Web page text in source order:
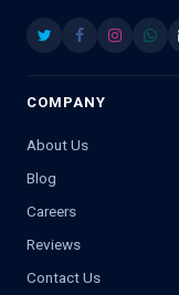
COMPANY
About Us
Blog
Careers
Reviews
Contact Us